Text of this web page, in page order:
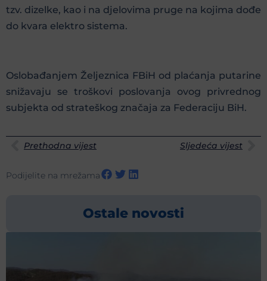
tzv. dizelke, kao i na djelovima pruge na kojima dođe
do kvara elektro sistema.
Oslobađanjem Željeznica FBiH od plaćanja putarine
snižavaju se troškovi poslovanja ovog privrednog
subjekta od strateškog značaja za Federaciju BiH.
Prethodna vijest Sljedeća vijest
Podijelite na mrežama
Ostale novosti